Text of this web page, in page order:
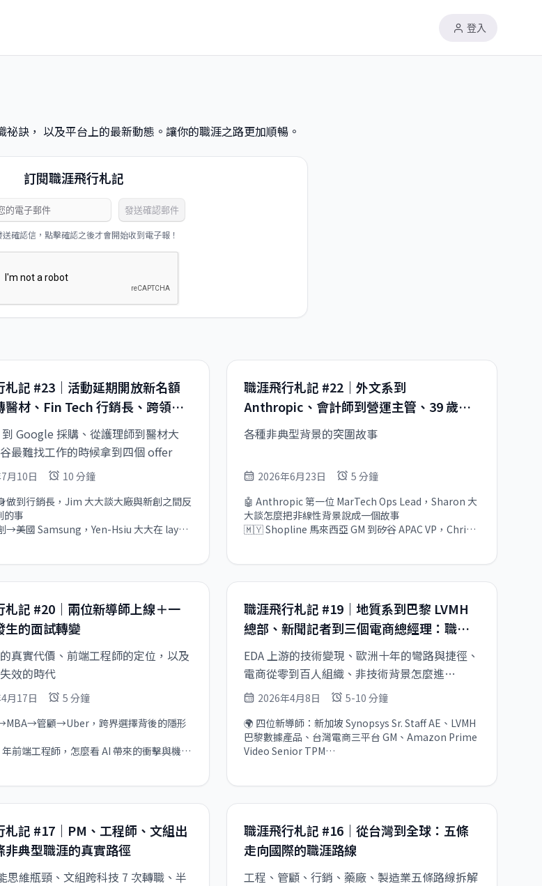
登入
訣， 以及平台上的最新動態。讓你的職涯之路更加順暢。
訂閱職涯飛行札記
發送確認郵件
送確認信，點擊確認之後才會開始收到電子報！
札記 #23｜活動延期開放新名額
醫材、Fin Tech 行銷長、跨領域
位大大跨出去之後的故事
到 Google 採購、從護理師到醫材大
最難找工作的時候拿到四個 offer
月10日
10 分鐘
做到行銷長，Jim 大大談大廠與新創之間反
的事
→美國 Samsung，Yen-Hsiu 大大在 layoff
廠出發，一路走到 Google 全球採購，柏儒
師到新加坡 ICU，再轉進國際醫材大廠，
護理背景還能去哪
Agent 線下活動釋出新名額
職涯飛行札記 #22｜外文系到
Anthropic、會計師到營運主管、39 歲工
程師退休，六條不按劇本走的路
各種非典型背景的突圍故事
2026年6月23日
5 分鐘
🤖 Anthropic 第一位 MarTech Ops Lead，Sharon 大
大談怎麼把非線性背景說成一個故事
🇲🇾 Shopline 馬來西亞 GM 到矽谷 APAC VP，Chris
💻 eBay、Pinterest、Quora 都待過，George 大大談
🔥 Meta 工程師 39 歲決定 FIRE，Yu-Keng 大大分享退
休前的盤算（限時免費 Coffee Chat）
Sherry 大大談那段自我懷疑的日子
札記 #20｜兩位新導師上線＋一
生的面試轉變
真實代價、前端工程師的定位，以及
效的時代
月17日
5 分鐘
管顧→Uber，跨界選擇背後的隱形
年前端工程師，怎麼看 AI 帶來的衝擊與機會
職涯飛行札記 #19｜地質系到巴黎 LVMH
總部、新聞記者到三個電商總經理：職涯
最難的不在於轉彎，在轉彎後怎麼站穩
EDA 上游的技術變現、歐洲十年的彎路與捷徑、
電商從零到百人組織、非技術背景怎麼進
Amazon TPM
2026年4月8日
5-10 分鐘
🌍 四位新導師：新加坡 Synopsys Sr. Staff AE、LVMH
巴黎數據產品、台灣電商三平台 GM、Amazon Prime
Video Senior TPM
要
札記 #17｜PM、工程師、文組出
非典型職涯的真實路徑
思維瓶頸、文組跨科技 7 次轉職、半
職涯飛行札記 #16｜從台灣到全球：五條
走向國際的職涯路線
工程、管顧、行銷、藥廠、製造業五條路線拆解